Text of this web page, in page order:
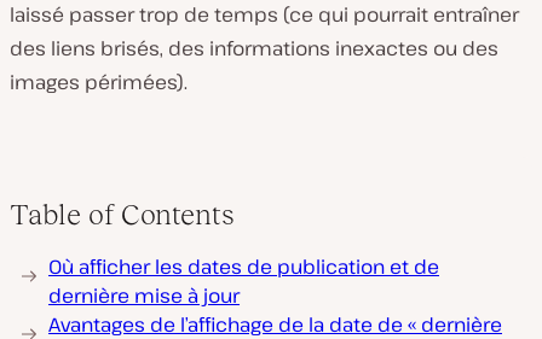
laissé passer trop de temps (ce qui pourrait entraîner
des liens brisés, des informations inexactes ou des
images périmées).
Table of Contents
Où afficher les dates de publication et de
dernière mise à jour
Avantages de l’affichage de la date de « dernière